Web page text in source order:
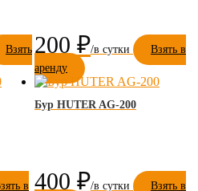
Взять 200 ₽
Взять в
аренду
в
Бур HUTER AG-200
400 ₽
Взять в